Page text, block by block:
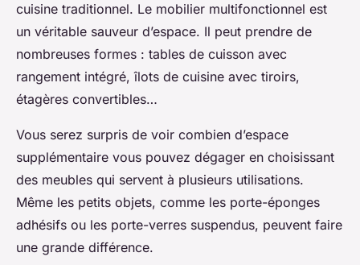
cuisine traditionnel. Le mobilier multifonctionnel est
un véritable sauveur d’espace. Il peut prendre de
nombreuses formes : tables de cuisson avec
rangement intégré, îlots de cuisine avec tiroirs,
étagères convertibles…
Vous serez surpris de voir combien d’espace
supplémentaire vous pouvez dégager en choisissant
des meubles qui servent à plusieurs utilisations.
Même les petits objets, comme les porte-éponges
adhésifs ou les porte-verres suspendus, peuvent faire
une grande différence.